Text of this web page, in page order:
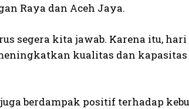
Raya dan Aceh Jaya.
segera kita jawab. Karena itu,
kualitas dan
berdampak positif terhadap